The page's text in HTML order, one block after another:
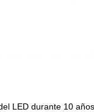
LED durante 10